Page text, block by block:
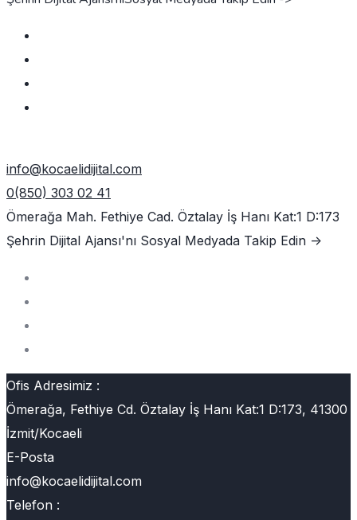
info@kocaelidijital.com
0(850) 303 02 41
Ömerağa Mah. Fethiye Cad. Öztalay İş Hanı Kat:1 D:173
Şehrin Dijital Ajansı'nı Sosyal Medyada Takip Edin ->
Ofis Adresimiz :
Ömerağa, Fethiye Cd. Öztalay İş Hanı Kat:1 D:173, 41300
İzmit/Kocaeli
E-Posta
info@kocaelidijital.com
Telefon :